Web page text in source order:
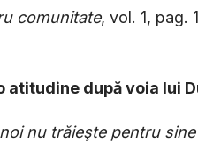
comunitate, vol. 1, pag.
atitudine după voia lui
nu trăieşte pentru